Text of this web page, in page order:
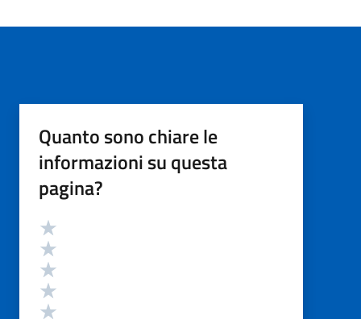
Quanto sono chiare le
informazioni su questa
pagina?
Valutazione